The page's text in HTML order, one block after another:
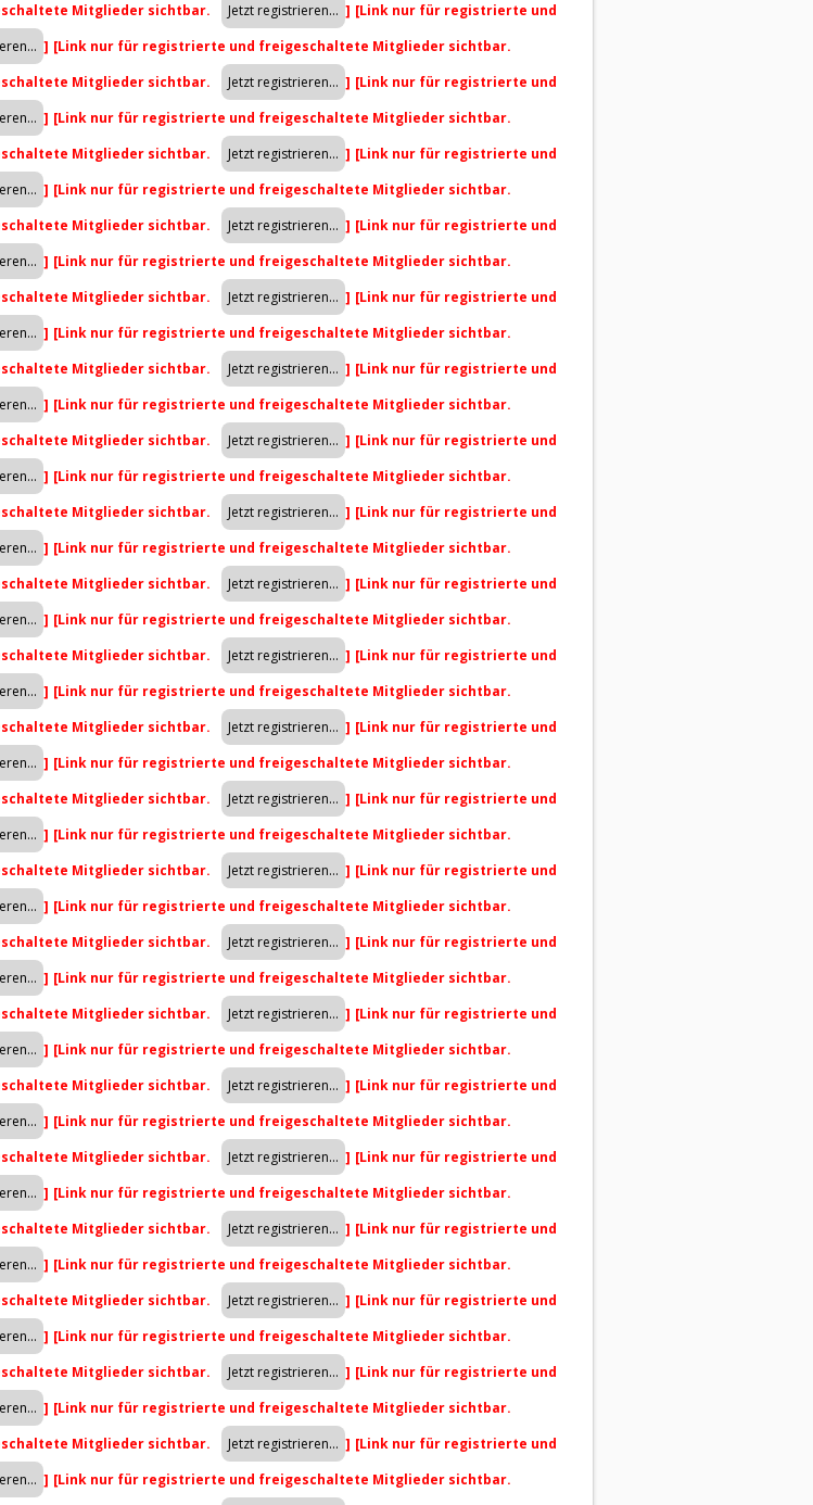
Mitglieder sichtbar. ] [Link nur für registrierte und
] [Link nur für registrierte und freigeschaltete Mitglieder sichtbar.
Mitglieder sichtbar. ] [Link nur für registrierte und
] [Link nur für registrierte und freigeschaltete Mitglieder sichtbar.
Mitglieder sichtbar. ] [Link nur für registrierte und
] [Link nur für registrierte und freigeschaltete Mitglieder sichtbar.
Mitglieder sichtbar. ] [Link nur für registrierte und
] [Link nur für registrierte und freigeschaltete Mitglieder sichtbar.
Mitglieder sichtbar. ] [Link nur für registrierte und
] [Link nur für registrierte und freigeschaltete Mitglieder sichtbar.
Mitglieder sichtbar. ] [Link nur für registrierte und
] [Link nur für registrierte und freigeschaltete Mitglieder sichtbar.
Mitglieder sichtbar. ] [Link nur für registrierte und
] [Link nur für registrierte und freigeschaltete Mitglieder sichtbar.
Mitglieder sichtbar. ] [Link nur für registrierte und
] [Link nur für registrierte und freigeschaltete Mitglieder sichtbar.
Mitglieder sichtbar. ] [Link nur für registrierte und
] [Link nur für registrierte und freigeschaltete Mitglieder sichtbar.
Mitglieder sichtbar. ] [Link nur für registrierte und
] [Link nur für registrierte und freigeschaltete Mitglieder sichtbar.
Mitglieder sichtbar. ] [Link nur für registrierte und
] [Link nur für registrierte und freigeschaltete Mitglieder sichtbar.
Mitglieder sichtbar. ] [Link nur für registrierte und
] [Link nur für registrierte und freigeschaltete Mitglieder sichtbar.
Mitglieder sichtbar. ] [Link nur für registrierte und
] [Link nur für registrierte und freigeschaltete Mitglieder sichtbar.
Mitglieder sichtbar. ] [Link nur für registrierte und
] [Link nur für registrierte und freigeschaltete Mitglieder sichtbar.
Mitglieder sichtbar. ] [Link nur für registrierte und
] [Link nur für registrierte und freigeschaltete Mitglieder sichtbar.
Mitglieder sichtbar. ] [Link nur für registrierte und
] [Link nur für registrierte und freigeschaltete Mitglieder sichtbar.
Mitglieder sichtbar. ] [Link nur für registrierte und
] [Link nur für registrierte und freigeschaltete Mitglieder sichtbar.
Mitglieder sichtbar. ] [Link nur für registrierte und
] [Link nur für registrierte und freigeschaltete Mitglieder sichtbar.
Mitglieder sichtbar. ] [Link nur für registrierte und
] [Link nur für registrierte und freigeschaltete Mitglieder sichtbar.
Mitglieder sichtbar. ] [Link nur für registrierte und
] [Link nur für registrierte und freigeschaltete Mitglieder sichtbar.
Mitglieder sichtbar. ] [Link nur für registrierte und
] [Link nur für registrierte und freigeschaltete Mitglieder sichtbar.